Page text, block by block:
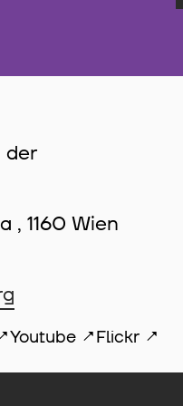
der
, 1160 Wien
Youtube Flickr